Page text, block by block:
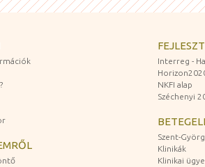
Interreg -
NKFI alap
Széchenyi
Szent-
Klinikák
Klinikai